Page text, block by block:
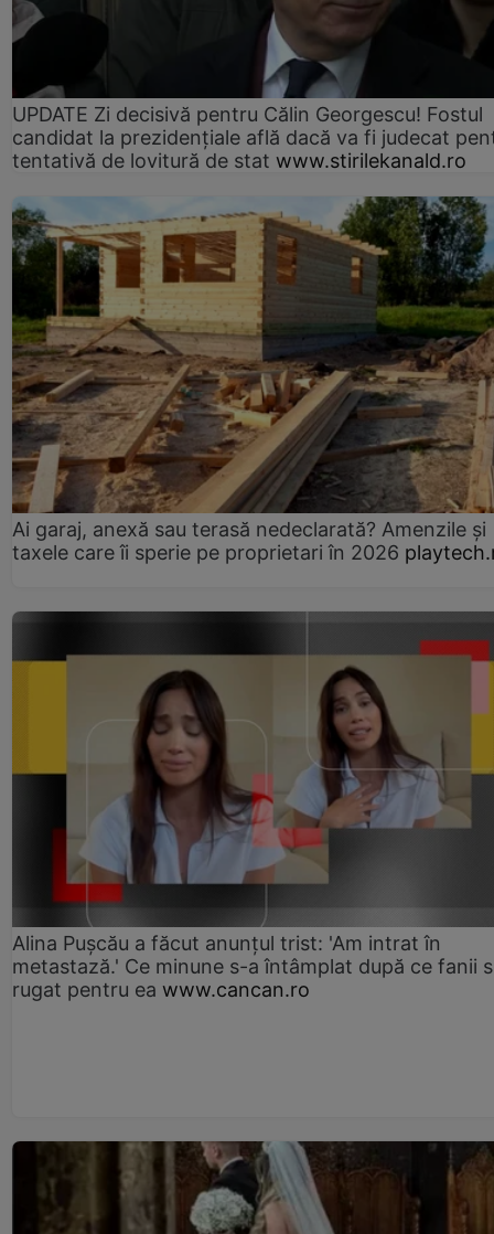
UPDATE Zi decisivă pentru Călin Georgescu! Fostul
candidat la prezidențiale află dacă va fi judecat
tentativă de lovitură de stat www.stirilekanald.ro
Ai garaj, anexă sau terasă nedeclarată? Amenzile și
taxele care îi sperie pe proprietari în 2026
Alina Pușcău a făcut anunțul trist: 'Am intrat în
metastază.' Ce minune s-a întâmplat după ce fanii
rugat pentru ea www.cancan.ro